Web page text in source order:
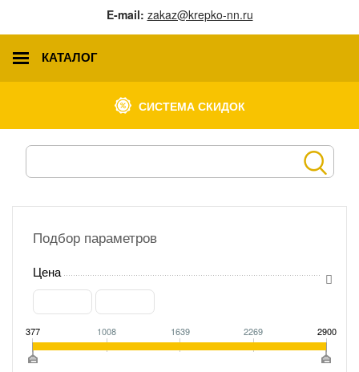
E-mail: zakaz@krepko-nn.ru
КАТАЛОГ
СИСТЕМА СКИДОК
Подбор параметров
Цена
377 1008 1639 2269 2900